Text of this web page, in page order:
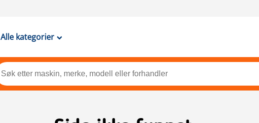
Alle kategorier